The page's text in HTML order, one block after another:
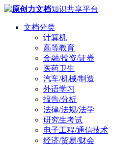
原创力文档知识共享平台
文档分类
计算机
高等教育
金融/投资/证券
医药卫生
汽车/机械/制造
外语学习
报告/分析
法律/法规/法学
研究生考试
电子工程/通信技术
经济/贸易/财会